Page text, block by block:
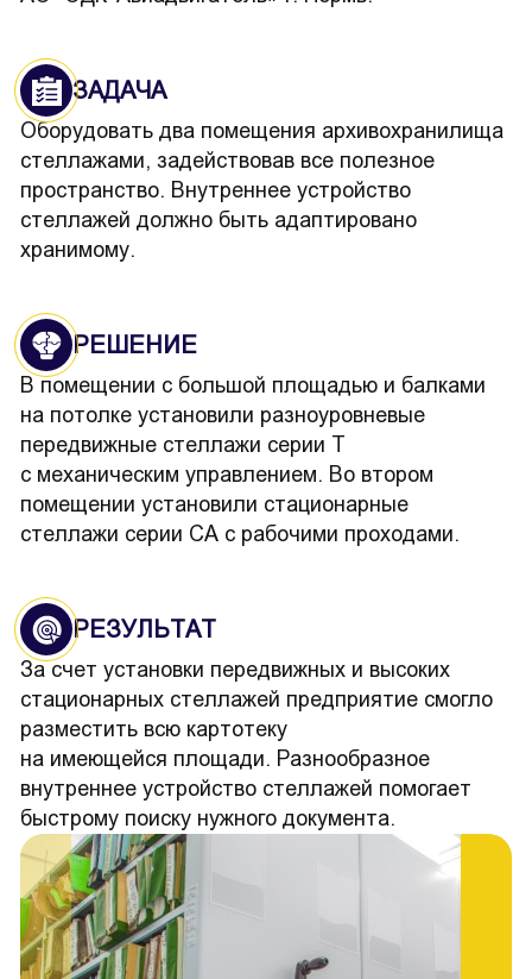
ЗАДАЧА
Оборудовать два помещения архивохранилища
стеллажами, задействовав все полезное
пространство. Внутреннее устройство
стеллажей должно быть адаптировано
хранимому.
РЕШЕНИЕ
В помещении с большой площадью и балками
на потолке установили разноуровневые
передвижные стеллажи серии Т
с механическим управлением. Во втором
помещении установили стационарные
стеллажи серии СА с рабочими проходами.
РЕЗУЛЬТАТ
За счет установки передвижных и высоких
стационарных стеллажей предприятие смогло
разместить всю картотеку
на имеющейся площади. Разнообразное
внутреннее устройство стеллажей помогает
быстрому поиску нужного документа.